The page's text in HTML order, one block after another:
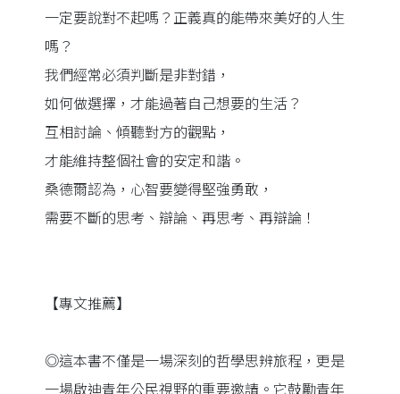
一定要說對不起嗎？正義真的能帶來美好的人生
嗎？
我們經常必須判斷是非對錯，
如何做選擇，才能過著自己想要的生活？
互相討論、傾聽對方的觀點，
才能維持整個社會的安定和諧。
桑德爾認為，心智要變得堅強勇敢，
需要不斷的思考、辯論、再思考、再辯論！
【專文推薦】
◎這本書不僅是一場深刻的哲學思辨旅程，更是
一場啟迪青年公民視野的重要邀請。它鼓勵青年